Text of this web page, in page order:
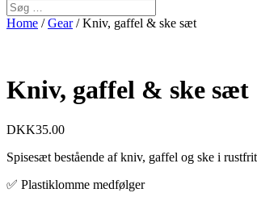
Home /Gear/ Kniv, gaffel & ske sæt
Kniv, gaffel & ske sæt
DKK35.00
Spisesæt bestående af kniv, gaffel og ske i
✅ Plastiklomme medfølger